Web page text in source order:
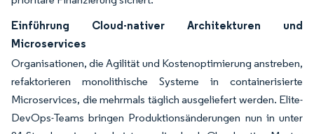
Einführung Cloud-nativer Architekturen und
Microservices
Organisationen, die Agilität und Kostenoptimierung anstreben,
refaktorieren monolithische Systeme in containerisierte
Microservices, die mehrmals täglich ausgeliefert werden. Elite-
DevOps-Teams bringen Produktionsänderungen nun in unter